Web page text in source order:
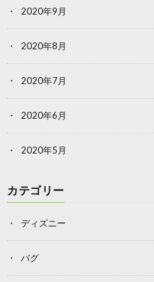
2020年9月
2020年8月
2020年7月
2020年6月
2020年5月
カテゴリー
ディズニー
バグ